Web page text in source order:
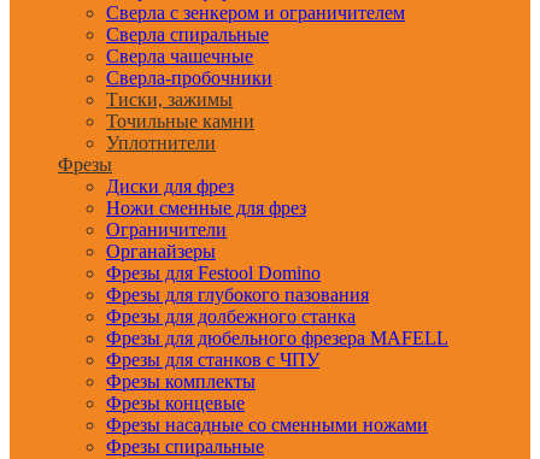
Сверла с зенкером и ограничителем
Сверла спиральные
Сверла чашечные
Сверла-пробочники
Тиски, зажимы
Точильные камни
Уплотнители
Фрезы
Диски для фрез
Ножи сменные для фрез
Ограничители
Органайзеры
Фрезы для Festool Domino
Фрезы для глубокого пазования
Фрезы для долбежного станка
Фрезы для дюбельного фрезера MAFELL
Фрезы для станков с ЧПУ
Фрезы комплекты
Фрезы концевые
Фрезы насадные со сменными ножами
Фрезы спиральные